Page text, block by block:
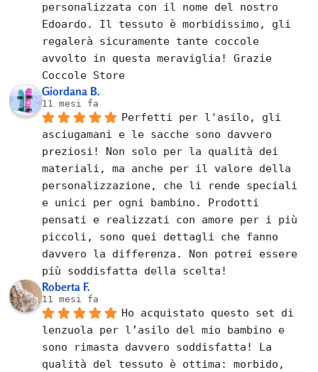
personalizzata con il nome del nostro
Edoardo. Il tessuto è morbidissimo, gli
regalerà sicuramente tante coccole
avvolto in questa meraviglia! Grazie
Coccole Store
Giordana B.
11 mesi fa
Perfetti per l'asilo, gli
asciugamani e le sacche sono davvero
preziosi! Non solo per la qualità dei
materiali, ma anche per il valore della
personalizzazione, che li rende speciali
e unici per ogni bambino. Prodotti
pensati e realizzati con amore per i più
piccoli, sono quei dettagli che fanno
davvero la differenza. Non potrei essere
più soddisfatta della scelta!
Roberta F.
11 mesi fa
Ho acquistato questo set di
lenzuola per l’asilo del mio bambino e
sono rimasta davvero soddisfatta! La
qualità del tessuto è ottima: morbido,